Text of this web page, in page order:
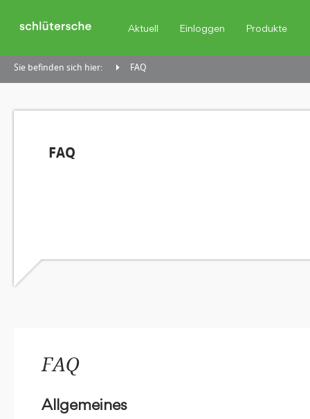
Aktuell Einloggen Produkte
Sie befinden sich hier: FAQ
FAQ
FAQ
Allgemeines